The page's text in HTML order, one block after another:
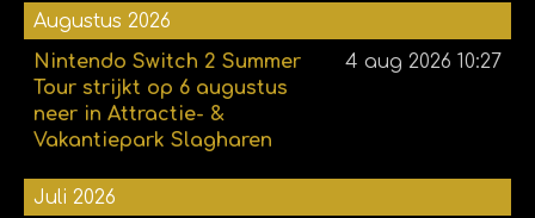
Augustus 2026
Nintendo Switch 2 Summer
Tour strijkt op 6 augustus
neer in Attractie- &
Vakantiepark Slagharen
4 aug 2026 10:27
Juli 2026